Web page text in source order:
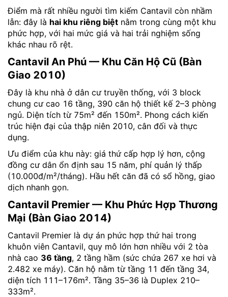
Điểm mà rất nhiều người tìm kiếm Cantavil còn nhầm
lẫn: đây là hai khu riêng biệt nằm trong cùng một khu
phức hợp, với hai mức giá và hai trải nghiệm sống
khác nhau rõ rệt.
Cantavil An Phú — Khu Căn Hộ Cũ (Bàn
Giao 2010)
Đây là khu nhà ở dân cư truyền thống, với 3 block
chung cư cao 16 tầng, 390 căn hộ thiết kế 2–3 phòng
ngủ. Diện tích từ 75m² đến 150m². Phong cách kiến
trúc hiện đại của thập niên 2010, cân đối và thực
dụng.
Ưu điểm của khu này: giá thứ cấp hợp lý hơn, cộng
đồng cư dân ổn định sau 15 năm, phí quản lý thấp
(10.000đ/m²/tháng). Hầu hết căn đã có sổ hồng, giao
dịch nhanh gọn.
Cantavil Premier — Khu Phức Hợp Thương
Mại (Bàn Giao 2014)
Cantavil Premier là dự án phức hợp thứ hai trong
khuôn viên Cantavil, quy mô lớn hơn nhiều với 2 tòa
nhà cao 36 tầng, 2 tầng hầm (sức chứa 267 xe hơi và
2.482 xe máy). Căn hộ nằm từ tầng 11 đến tầng 34,
diện tích 111–176m². Tầng 35–36 là Duplex 210–
333m².